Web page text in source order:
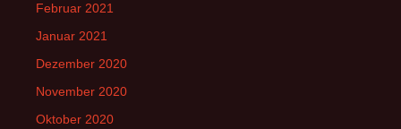
Februar 2021
Januar 2021
Dezember 2020
November 2020
Oktober 2020